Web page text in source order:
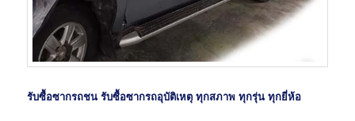
รับซื้อซากรถชน รับซื้อซากรถอุบัติเหตุ ทุกสภาพ ทุกรุ่น ทุกยี่ห้อ